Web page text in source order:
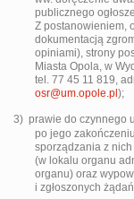
publicznego
Z postanowieniem,
dokumentacją
opiniami), strony
Miasta Opola, w
tel. 77 45 11 819,
osr@um.opole.pl );
3) prawie do czynnego
po jego
sporządzania z
(w lokalu organu
organu) oraz
i zgłoszonych